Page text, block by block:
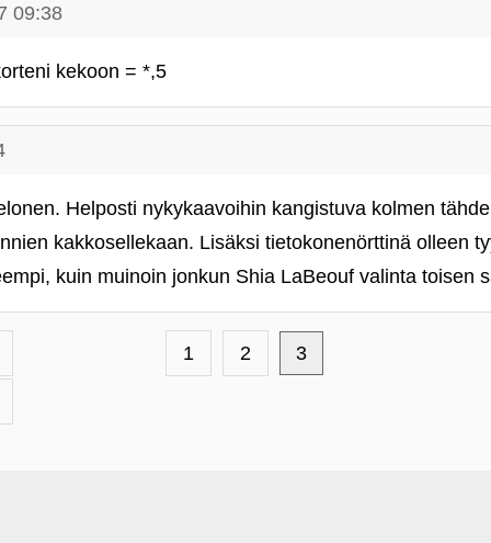
09:38
kekoon = *,5
Helposti nykykaavoihin kangistuva kolmen
kakkosellekaan. Lisäksi tietokonenörttinä olleen
kuin muinoin jonkun Shia LaBeouf valinta toisen
1 2 3